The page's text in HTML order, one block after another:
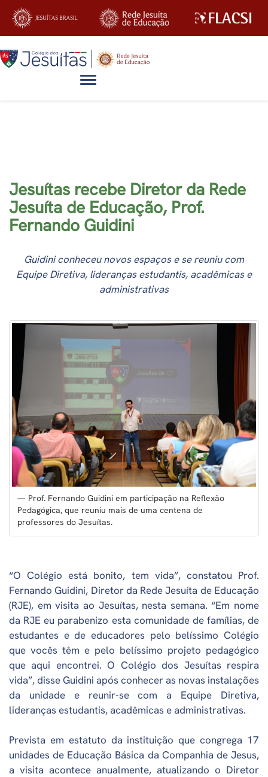
Alternar navegação
Jesuítas recebe Diretor da Rede
Jesuíta de Educação, Prof.
Fernando Guidini
Guidini conheceu novos espaços e se reuniu com
Equipe Diretiva, lideranças estudantis, acadêmicas e
administrativas
Prof. Fernando Guidini em participação na Reflexão
Pedagógica, que reuniu mais de uma centena de
professores do Jesuítas.
“O Colégio está bonito, tem vida”, constatou Prof.
Fernando Guidini, Diretor da Rede Jesuíta de Educação
(RJE), em visita ao Jesuítas, nesta semana. “Em nome
da RJE eu parabenizo esta comunidade de famílias, de
estudantes e de educadores pelo belíssimo Colégio
que vocês têm e pelo belíssimo projeto pedagógico
que aqui encontrei. O Colégio dos Jesuítas respira
vida”, disse Guidini após conhecer as novas instalações
da unidade e reunir-se com a Equipe Diretiva,
lideranças estudantis, acadêmicas e administrativas.
Prevista em estatuto da instituição que congrega 17
unidades de Educação Básica da Companhia de Jesus,
a visita acontece anualmente, atualizando o Diretor